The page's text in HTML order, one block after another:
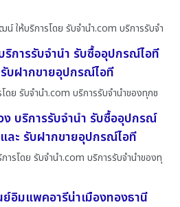
ให้บริการโดย รับจํานํา.com บริการรับจำ
การรับจำนำ รับซื้ออุปกรณ์ไอที
บฝากขายอุปกรณ์ไอที
ดย รับจํานํา.com บริการรับจำนำของทุกช
บริการรับจำนำ รับซื้ออุปกรณ์
ละ รับฝากขายอุปกรณ์ไอที
รโดย รับจํานํา.com บริการรับจำนำของทุ
อิมแพคอารีน่าเมืองทองธานี